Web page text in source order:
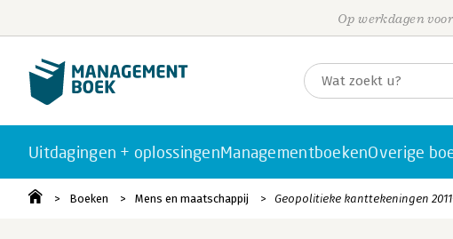
Op werkdagen
Uitdagingen + oplossingenManagementboekenOverige
Boeken Mens en maatschappij Geopolitieke kanttekeningen